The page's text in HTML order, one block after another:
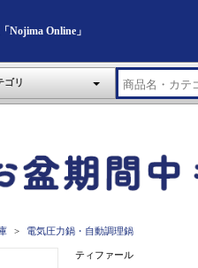
Nojima Online」
ゴリ
電気圧力鍋・自動調理鍋
ティファール